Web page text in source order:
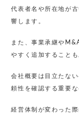
代表者名や所在地が
響します。
また、事業承継や
やすく追加することも
会社概要は目立たな
頼性を確認する重要な
経営体制が変わった